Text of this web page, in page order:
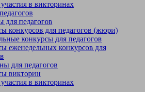
в викторинах
для педагогов
конкурсов для педагогов (жюри)
конкурсы для педагогов
еженедельных конкурсов для
для педагогов
викторин
в викторинах